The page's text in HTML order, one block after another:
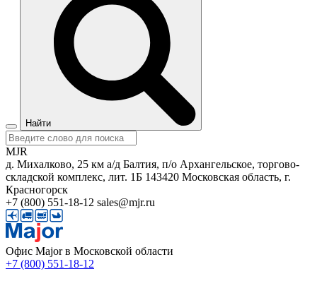
Найти
MJR
д. Михалково, 25 км а/д Балтия, п/о Архангельское, торгово-
складской комплекс, лит. 1Б 143420 Московская область, г.
Красногорск
+7 (800) 551-18-12 sales@mjr.ru
Офис Major в Московской области
+7 (800) 551-18-12